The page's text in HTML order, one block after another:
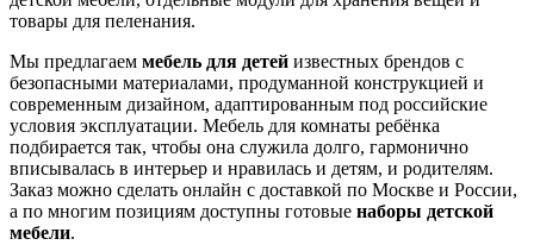
товары для пеленания.
Мы предлагаем мебель для детей известных брендов с
безопасными материалами, продуманной конструкцией и
современным дизайном, адаптированным под российские
условия эксплуатации. Мебель для комнаты ребёнка
подбирается так, чтобы она служила долго, гармонично
вписывалась в интерьер и нравилась и детям, и родителям.
Заказ можно сделать онлайн с доставкой по Москве и России,
а по многим позициям доступны готовые наборы детской
мебели.